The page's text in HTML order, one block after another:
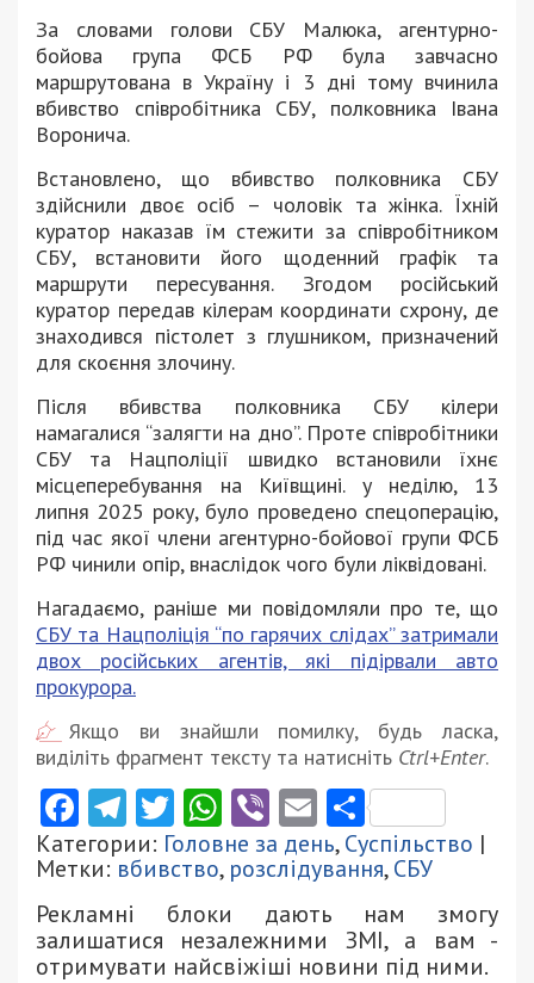
За словами голови СБУ Малюка, агентурно-
бойова група ФСБ РФ була завчасно
маршрутована в Україну і 3 дні тому вчинила
вбивство співробітника СБУ, полковника Івана
Воронича.
Встановлено, що вбивство полковника СБУ
здійснили двоє осіб – чоловік та жінка. Їхній
куратор наказав їм стежити за співробітником
СБУ, встановити його щоденний графік та
маршрути пересування. Згодом російський
куратор передав кілерам координати схрону, де
знаходився пістолет з глушником, призначений
для скоєння злочину.
Після вбивства полковника СБУ кілери
намагалися “залягти на дно”. Проте співробітники
СБУ та Нацполіції швидко встановили їхнє
місцеперебування на Київщині. у неділю, 13
липня 2025 року, було проведено спецоперацію,
під час якої члени агентурно-бойової групи ФСБ
РФ чинили опір, внаслідок чого були ліквідовані.
Нагадаємо, раніше ми повідомляли про те, що
СБУ та Нацполіція “по гарячих слідах” затримали
двох російських агентів, які підірвали авто
прокурора.
Якщо ви знайшли помилку, будь ласка,
виділіть фрагмент тексту та натисніть Ctrl+Enter.
Facebook
Telegram
Twitter
WhatsApp
ViberEmail
Категории: Головне за день,Суспільство |
Метки: вбивство, розслідування,СБУ
Рекламні блоки дають нам змогу
залишатися незалежними ЗМІ, а вам -
отримувати найсвіжіші новини під ними.